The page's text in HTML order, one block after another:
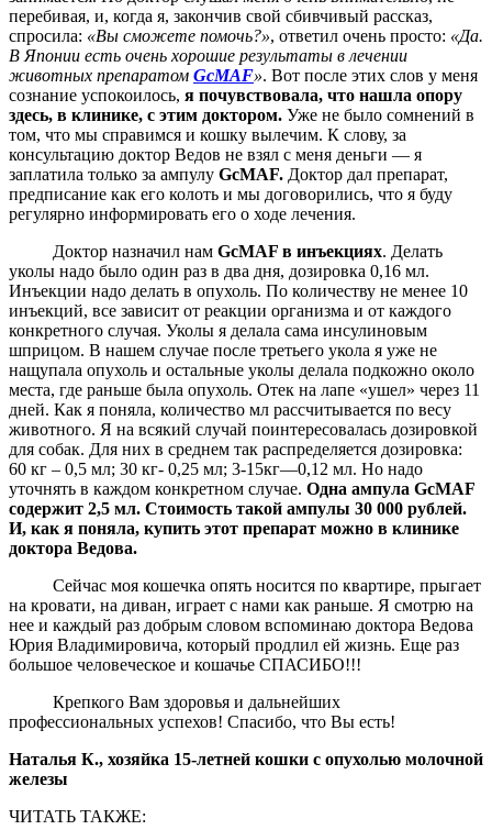
перебивая, и, когда я, закончив свой сбивчивый рассказ,
спросила: «Вы сможете помочь?», ответил очень просто: «Да.
В Японии есть очень хорошие результаты в лечении
животных препаратом GcMAF». Вот после этих слов у меня
сознание успокоилось, я почувствовала, что нашла опору
здесь, в клинике, с этим доктором. Уже не было сомнений в
том, что мы справимся и кошку вылечим. К слову, за
консультацию доктор Ведов не взял с меня деньги — я
заплатила только за ампулу GcMAF. Доктор дал препарат,
предписание как его колоть и мы договорились, что я буду
регулярно информировать его о ходе лечения.
Доктор назначил нам GcMAF в инъекциях. Делать
уколы надо было один раз в два дня, дозировка 0,16 мл.
Инъекции надо делать в опухоль. По количеству не менее 10
инъекций, все зависит от реакции организма и от каждого
конкретного случая. Уколы я делала сама инсулиновым
шприцом. В нашем случае после третьего укола я уже не
нащупала опухоль и остальные уколы делала подкожно около
места, где раньше была опухоль. Отек на лапе «ушел» через 11
дней. Как я поняла, количество мл рассчитывается по весу
животного. Я на всякий случай поинтересовалась дозировкой
для собак. Для них в среднем так распределяется дозировка:
60 кг – 0,5 мл; 30 кг- 0,25 мл; 3-15кг—0,12 мл. Но надо
уточнять в каждом конкретном случае. Одна ампула GcMAF
содержит 2,5 мл. Стоимость такой ампулы 30 000 рублей.
И, как я поняла, купить этот препарат можно в клинике
доктора Ведова.
Сейчас моя кошечка опять носится по квартире, прыгает
на кровати, на диван, играет с нами как раньше. Я смотрю на
нее и каждый раз добрым словом вспоминаю доктора Ведова
Юрия Владимировича, который продлил ей жизнь. Еще раз
большое человеческое и кошачье СПАСИБО!!!
Крепкого Вам здоровья и дальнейших
профессиональных успехов! Спасибо, что Вы есть!
Наталья К., хозяйка 15-летней кошки с опухолью молочной
железы
ЧИТАТЬ ТАКЖЕ: